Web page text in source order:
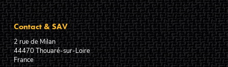
Contact & SAV
2 rue de Milan
44470Thouaré-sur-Loire
France